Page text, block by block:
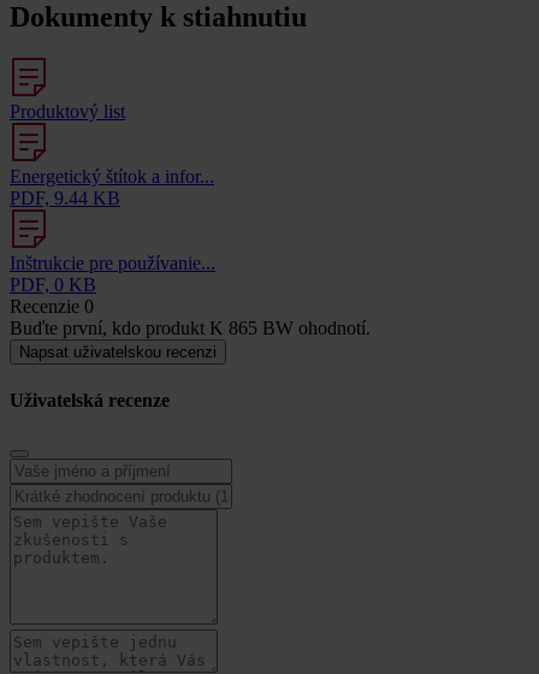
Dokumenty k stiahnutiu
Produktový list
Energetický štítok a infor...
PDF, 9.44 KB
Inštrukcie pre používanie...
PDF, 0 KB
Recenzie 0
Buďte první, kdo produkt K 865 BW ohodnotí.
Napsat uživatelskou recenzi
Uživatelská recenze